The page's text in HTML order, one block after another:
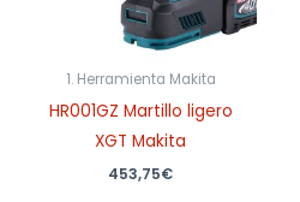
1. Herramienta Makita
HR001GZ Martillo ligero
XGT Makita
453,75€